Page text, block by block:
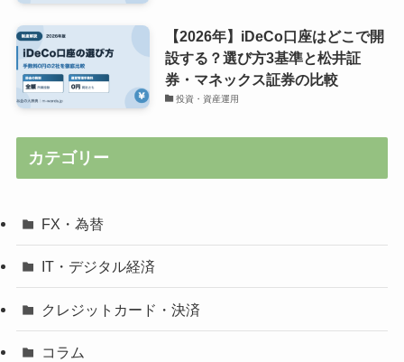
【2026年】iDeCo口座はどこで開
設する？選び方3基準と松井証
券・マネックス証券の比較
投資・資産運用
カテゴリー
FX・為替
IT・デジタル経済
クレジットカード・決済
コラム